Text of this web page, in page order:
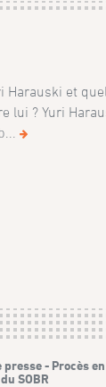
Harauski et
lui ? Yuri
presse - Procès
SOBR